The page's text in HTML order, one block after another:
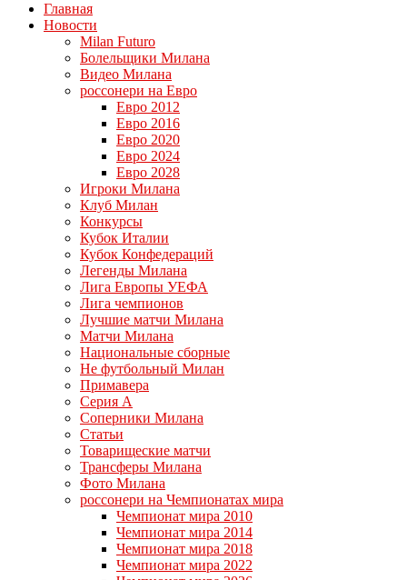
Главная
Новости
Milan Futuro
Болельщики Милана
Видео Милана
россонери на Евро
Евро 2012
Евро 2016
Евро 2020
Евро 2024
Евро 2028
Игроки Милана
Клуб Милан
Конкурсы
Кубок Италии
Кубок Конфедераций
Легенды Милана
Лига Европы УЕФА
Лига чемпионов
Лучшие матчи Милана
Матчи Милана
Национальные сборные
Не футбольный Милан
Примавера
Серия А
Соперники Милана
Статьи
Товарищеские матчи
Трансферы Милана
Фото Милана
россонери на Чемпионатах мира
Чемпионат мира 2010
Чемпионат мира 2014
Чемпионат мира 2018
Чемпионат мира 2022